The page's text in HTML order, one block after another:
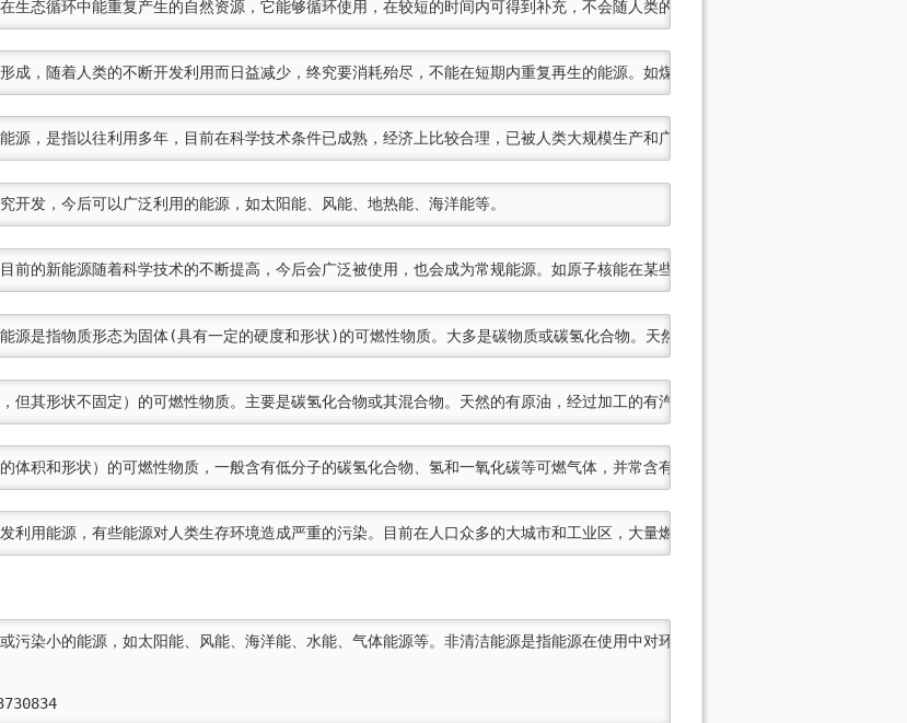
生态循环中能重复产生的自然资源，它能够循环使用，在较短的时间内可得到补充，不会随人类的开发利用而日益减少，具有天
成，随着人类的不断开发利用而日益减少，终究要消耗殆尽，不能在短期内重复再生的能源。如煤炭、原油、天然气、油页岩、核
源，是指以往利用多年，目前在科学技术条件已成熟，经济上比较合理，已被人类大规模生产和广泛使用的能源，如煤炭、原油、
发，今后可以广泛利用的能源，如太阳能、风能、地热能、海洋能等。
前的新能源随着科学技术的不断提高，今后会广泛被使用，也会成为常规能源。如原子核能在某些工业发达国家中已广泛使用，他
源是指物质形态为固体(具有一定的硬度和形状)的可燃性物质。大多是碳物质或碳氢化合物。天然的有原煤、石煤、油页岩、木柴
其形状不固定）的可燃性物质。主要是碳氢化合物或其混合物。天然的有原油，经过加工的有汽油、柴油、煤油、燃料油等。
体积和形状）的可燃性物质，一般含有低分子的碳氢化合物、氢和一氧化碳等可燃气体，并常含有二氧化碳、氮等不可燃气体。主
利用能源，有些能源对人类生存环境造成严重的污染。目前在人口众多的大城市和工业区，大量燃烧煤炭、石油等，产生二氧化硫
污染小的能源，如太阳能、风能、海洋能、水能、气体能源等。非清洁能源是指能源在使用中对环境污染较大的能源，如各种固